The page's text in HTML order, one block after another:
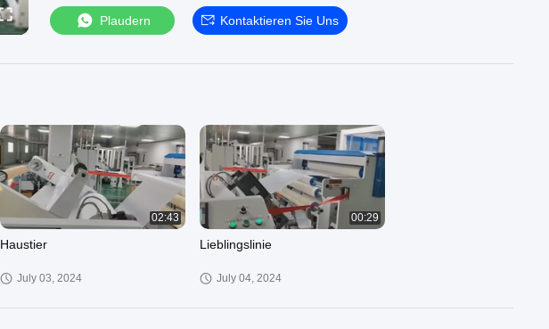
Plaudern Kontaktieren Sie Uns
02:43
Haustier
July 03, 2024
00:29
Lieblingslinie
July 04, 2024